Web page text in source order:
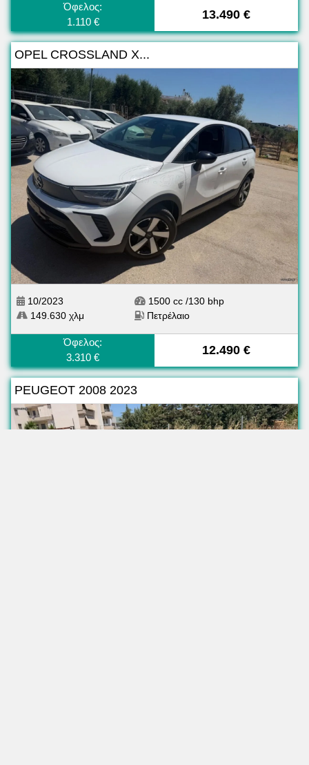
Όφελος:
1.110 €
13.490 €
OPEL CROSSLAND X...
10/2023
149.630 χλμ
1500 cc /130 bhp
Πετρέλαιο
Όφελος:
3.310 €
12.490 €
PEUGEOT 2008 2023